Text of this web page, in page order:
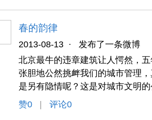
春的韵律
2013-08-13 ·
发布了一条微博
北京最牛的违章建筑让人愕然，
张胆地公然挑衅我们的城市管理
是另有隐情呢？这是对城市文明的
赞0 评论0